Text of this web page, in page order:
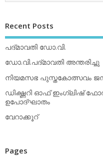
Recent Posts
പദ്മാവതി ഡോ.വി.
ഡോ.വി.പദ്മാവതി അന്തരിച്ചു
നിയമസഭ പുസ്തകോത്സവം
ഡിക്ഷ്ണറി ഓഫ് ഇംഗ്ലിഷ്
ഉപോദ്ഘാതം
വേറാക്കൂറ്
Pages